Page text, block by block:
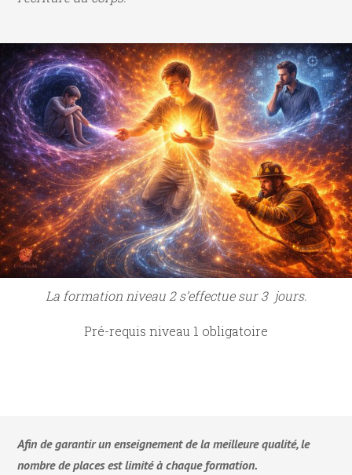
La formation niveau 2 s’effectue sur 3 jours.
Pré-requis niveau 1 obligatoire
Afin de garantir un enseignement de la meilleure qualité, le
nombre de places est limité à chaque formation.